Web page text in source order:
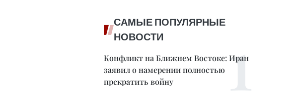
САМЫЕ ПОПУЛЯРНЫЕ
НОВОСТИ
Конфликт на Ближнем Востоке: Иран
заявил о намерении полностью
прекратить войну